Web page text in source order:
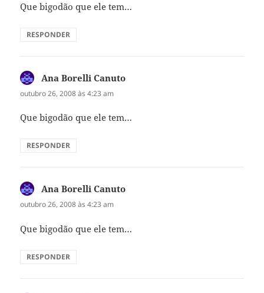
Que bigodão que ele tem…
RESPONDER
Ana Borelli Canuto
outubro 26, 2008 às 4:23 am
Que bigodão que ele tem…
RESPONDER
Ana Borelli Canuto
outubro 26, 2008 às 4:23 am
Que bigodão que ele tem…
RESPONDER